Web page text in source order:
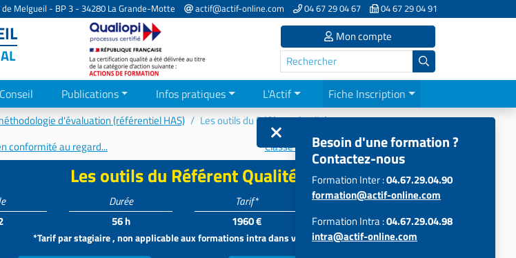
Melgueil - BP 3 - 34280 La Grande-Motte actif@actif-online.com 04 67 29 04 67 04 67 29 04 91
Mon compte
Conseil Publications Infos pratiques L'Actif Fiche Inscription
d'évaluation (référentiel HAS)
Les outils du Référent Qualité
conformité au regard... Classe Virtuelle - Evaluation HAS :...
Les outils du Référent Qualité
Durée
56 h
Tarif*
1960 €
Participants
5 à 15
*Tarif par stagiaire , non applicable aux formations intra dans vos locaux
Besoin d'une formation ?
Contactez-nous
Formation Inter :04.67.29.04.90
formation@actif-online.com
Formation Intra :04.67.29.04.98
intra@actif-online.com